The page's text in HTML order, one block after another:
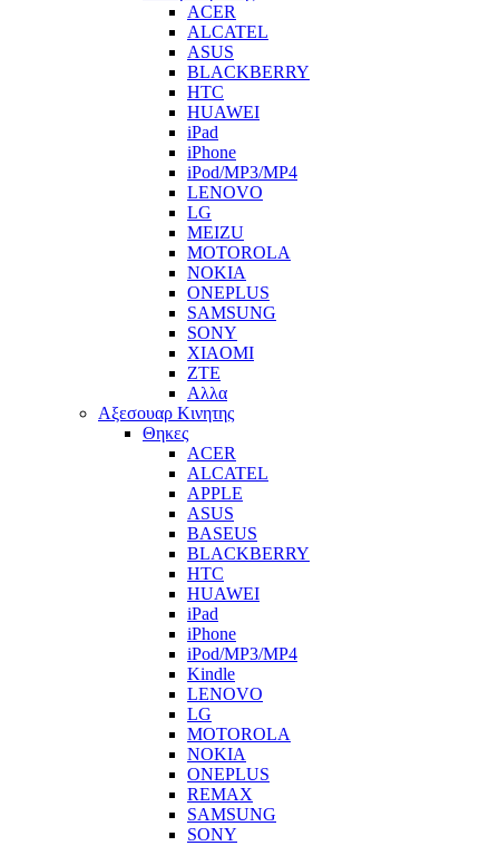
ACER
ALCATEL
ASUS
BLACKBERRY
HTC
HUAWEI
iPad
iPhone
iPod/MP3/MP4
LENOVO
LG
MEIZU
MOTOROLA
NOKIA
ONEPLUS
SAMSUNG
SONY
XIAOMI
ZTE
Αλλα
Αξεσουαρ Κινητης
Θηκες
ACER
ALCATEL
APPLE
ASUS
BASEUS
BLACKBERRY
HTC
HUAWEI
iPad
iPhone
iPod/MP3/MP4
Kindle
LENOVO
LG
MOTOROLA
NOKIA
ONEPLUS
REMAX
SAMSUNG
SONY